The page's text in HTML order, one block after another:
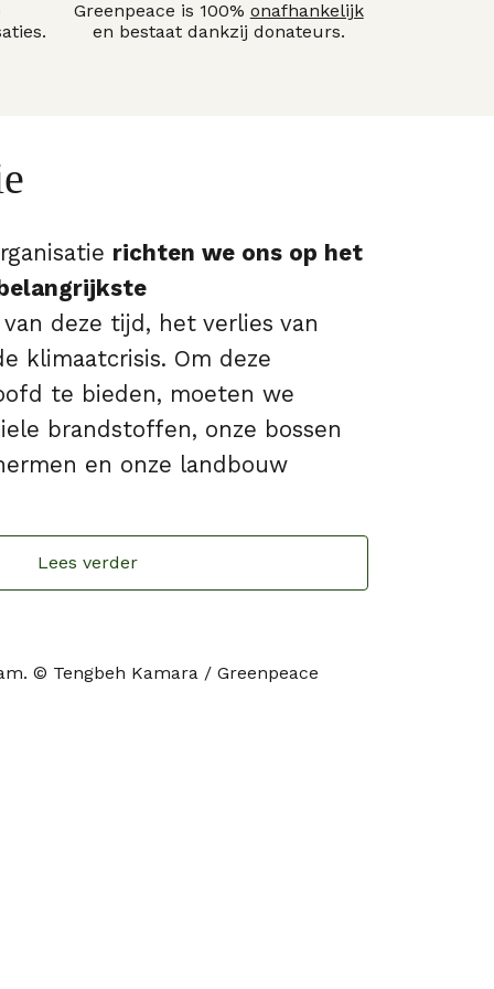
Greenpeace is 100% onafhankelijk
en bestaat dankzij donateurs.
richten we ons op het
van deze tijd, het verlies van
klimaatcrisis. Om deze
te bieden, moeten we
brandstoffen, onze bossen
en onze landbouw
Lees verder